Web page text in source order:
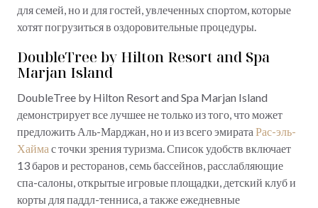
для семей, но и для гостей, увлеченных спортом, которые
хотят погрузиться в оздоровительные процедуры.
DoubleTree by Hilton Resort and Spa
Marjan Island
DoubleTree by Hilton Resort and Spa Marjan Island
демонстрирует все лучшее не только из того, что может
предложить Аль-Марджан, но и из всего эмирата Рас-эль-
Хайма с точки зрения туризма. Список удобств включает
13 баров и ресторанов, семь бассейнов, расслабляющие
спа-салоны, открытые игровые площадки, детский клуб и
корты для паддл-тенниса, а также ежедневные